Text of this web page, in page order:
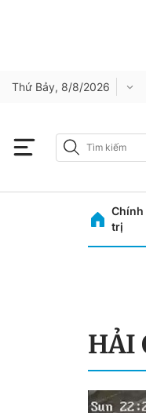
Thứ Bảy, 8/8/2026
Chính
trị
HẢI